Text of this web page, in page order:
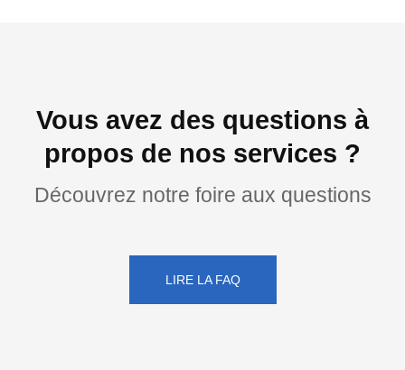
Vous avez des questions à
propos de nos services ?
Découvrez notre foire aux questions
LIRE LA FAQ